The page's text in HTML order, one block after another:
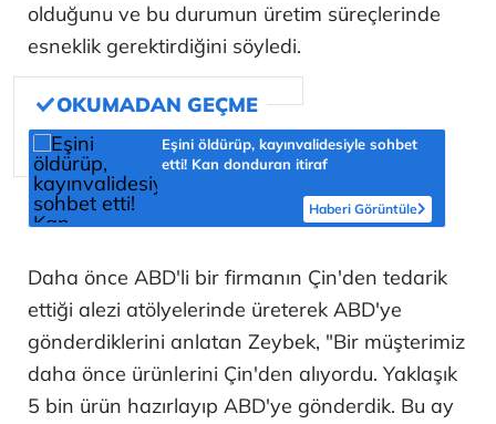
olduğunu ve bu durumun üretim süreçlerinde
esneklik gerektirdiğini söyledi.
Eşini öldürüp, kayınvalidesiyle sohbet
etti! Kan donduran itiraf
Haberi Görüntüle
Daha önce ABD'li bir firmanın Çin'den tedarik
ettiği alezi atölyelerinde üreterek ABD'ye
gönderdiklerini anlatan Zeybek, "Bir müşterimiz
daha önce ürünlerini Çin'den alıyordu. Yaklaşık
5 bin ürün hazırlayıp ABD'ye gönderdik. Bu ay